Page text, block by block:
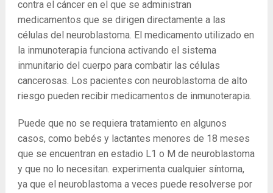
contra el cáncer en el que se administran
medicamentos que se dirigen directamente a las
células del neuroblastoma. El medicamento utilizado en
la inmunoterapia funciona activando el sistema
inmunitario del cuerpo para combatir las células
cancerosas. Los pacientes con neuroblastoma de alto
riesgo pueden recibir medicamentos de inmunoterapia.
Puede que no se requiera tratamiento en algunos
casos, como bebés y lactantes menores de 18 meses
que se encuentran en estadio L1 o M de neuroblastoma
y que no lo necesitan. experimenta cualquier síntoma,
ya que el neuroblastoma a veces puede resolverse por